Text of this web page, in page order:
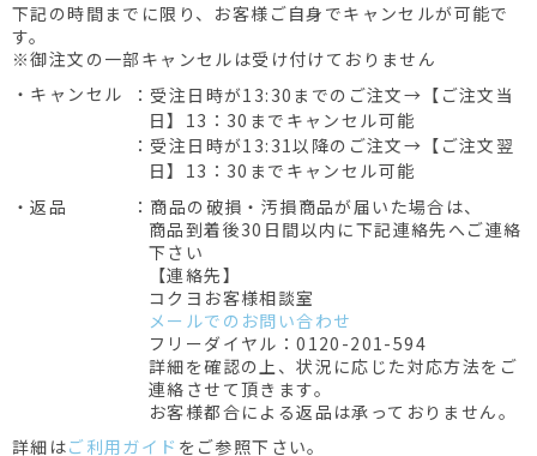
下記の時間までに限り、お客様ご自身でキャンセルが可能で
す。
※御注文の一部キャンセルは受け付けておりません
・キャンセル
：受注日時が13:30までのご注文→【ご注文当
日】13：30までキャンセル可能
：受注日時が13:31以降のご注文→【ご注文翌
日】13：30までキャンセル可能
・返品
：商品の破損・汚損商品が届いた場合は、
商品到着後30日間以内に下記連絡先へご連絡
下さい
【連絡先】
コクヨお客様相談室
メールでのお問い合わせ
フリーダイヤル：0120-201-594
詳細を確認の上、状況に応じた対応方法をご
連絡させて頂きます。
お客様都合による返品は承っておりません。
詳細はご利用ガイド をご参照下さい。